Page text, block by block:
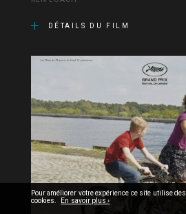
DÉTAILS DU FILM
Pour améliorer votre expérience ce site utilise des
cookies. En savoir plus ›